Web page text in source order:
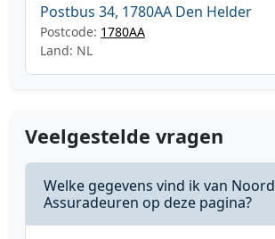
Postbus 34, 1780AA Den Helder
Postcode: 1780AA
Land: NL
Veelgestelde vragen
Welke gegevens vind ik van
Assuradeuren op deze pagina?